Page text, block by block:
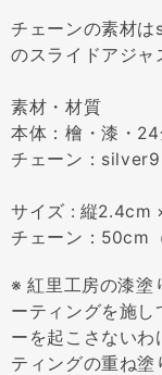
チェーンの素材
のスライドアジャ
素材・材質
本体：檜・漆・
チェーン：
サイズ : 縦2.4cm
チェーン：50cm
※ 紅里工房の漆塗
ーティングを施
ーを起こさない
ティングの重ね